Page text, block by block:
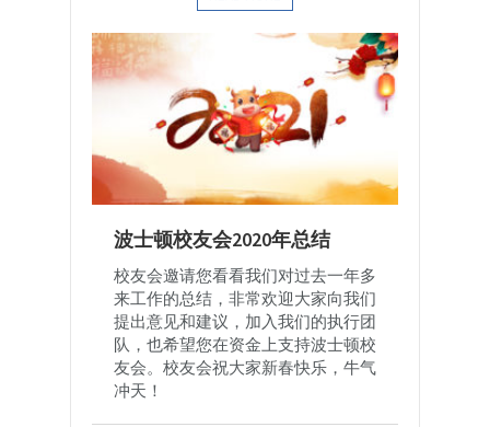
波士顿校友会2020年总结
校友会邀请您看看我们对过去一年多
来工作的总结，非常欢迎大家向我们
提出意见和建议，加入我们的执行团
队，也希望您在资金上支持波士顿校
友会。校友会祝大家新春快乐，牛气
冲天！